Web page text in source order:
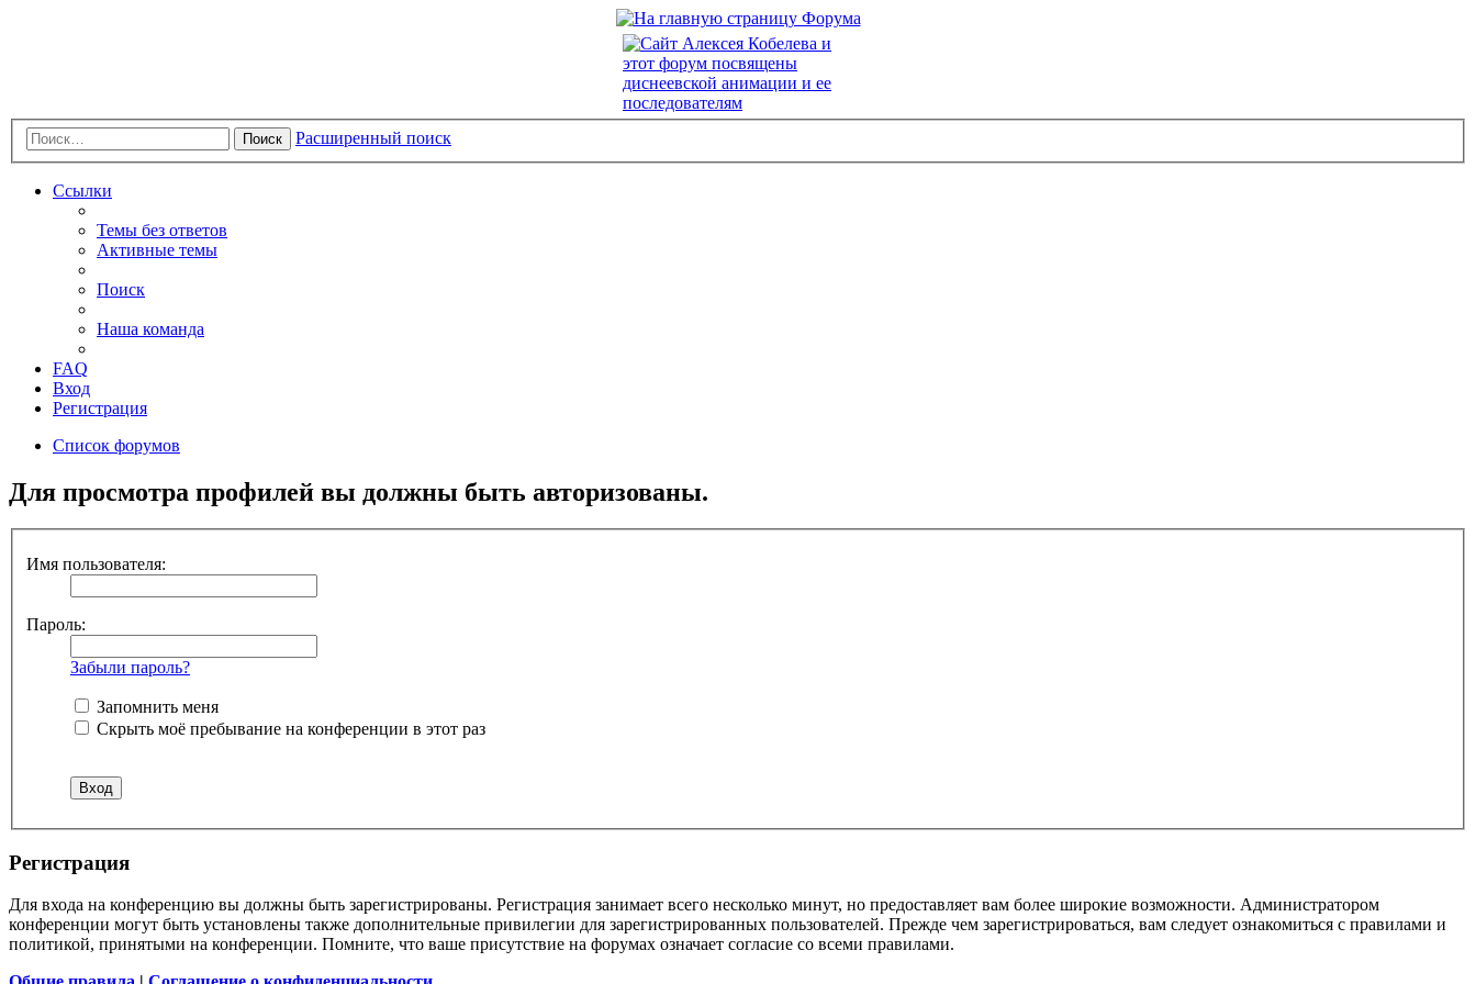
Поиск Расширенный поиск
Ссылки
Темы без ответов
Активные темы
Поиск
Наша команда
FAQ
Вход
Регистрация
Список форумов
Для просмотра профилей вы должны быть авторизованы.
Имя пользователя:
Пароль:
Забыли пароль?
Запомнить меня
Скрыть моё пребывание на конференции в этот раз
Регистрация
Для входа на конференцию вы должны быть зарегистрированы. Регистрация занимает всего несколько минут, но предоставляет вам более широкие возможности. Администратором
конференции могут быть установлены также дополнительные привилегии для зарегистрированных пользователей. Прежде чем зарегистрироваться, вам следует ознакомиться с правилами и
политикой, принятыми на конференции. Помните, что ваше присутствие на форумах означает согласие со всеми правилами.